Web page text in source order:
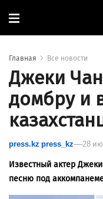
Главная Все новости
Джеки
домбру и
press.kz press_kz 28
Известный актер
песню под